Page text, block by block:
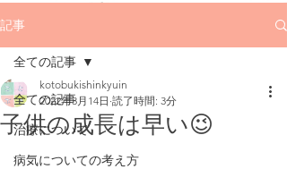
記事
全ての記事
治療について
病気についての考え方
全ての記事
子供の成長は早い😉
kotobukishinkyuin
2022年3月14日 読了時間: 3分